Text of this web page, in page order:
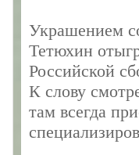
Украшением
Тетюхин
Российской
К слову
там всегда